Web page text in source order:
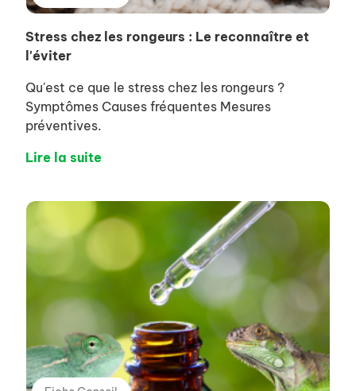
Stress chez les rongeurs : Le reconnaître et
l'éviter
Qu'est ce que le stress chez les rongeurs ?
Symptômes Causes fréquentes Mesures
préventives.
Lire la suite